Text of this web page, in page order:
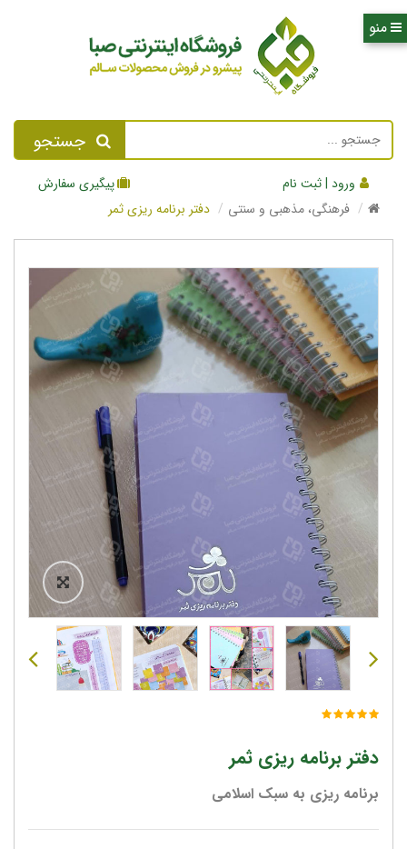
جستجو
ورود | ثبت نام
پیگیری سفارش
فرهنگی، مذهبی و سنتی
دفتر برنامه ریزی ثمر
دفتر برنامه ریزی ثمر
برنامه ریزی به سبک اسلامی